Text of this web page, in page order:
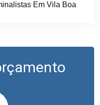
Em Vila Boa